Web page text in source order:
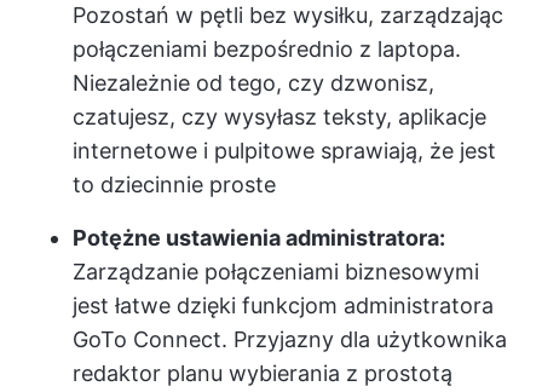
Pozostań w pętli bez wysiłku, zarządzając
połączeniami bezpośrednio z laptopa.
Niezależnie od tego, czy dzwonisz,
czatujesz, czy wysyłasz teksty, aplikacje
internetowe i pulpitowe sprawiają, że jest
to dziecinnie proste
Potężne ustawienia administratora:
Zarządzanie połączeniami biznesowymi
jest łatwe dzięki funkcjom administratora
GoTo Connect. Przyjazny dla użytkownika
redaktor planu wybierania z prostotą